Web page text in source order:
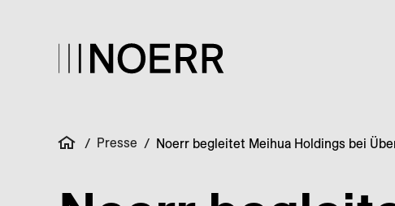
/ Presse / Noerr begleitet Meihua Holdings bei